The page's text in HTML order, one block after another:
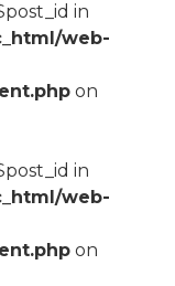
in
web-
on
in
web-
on